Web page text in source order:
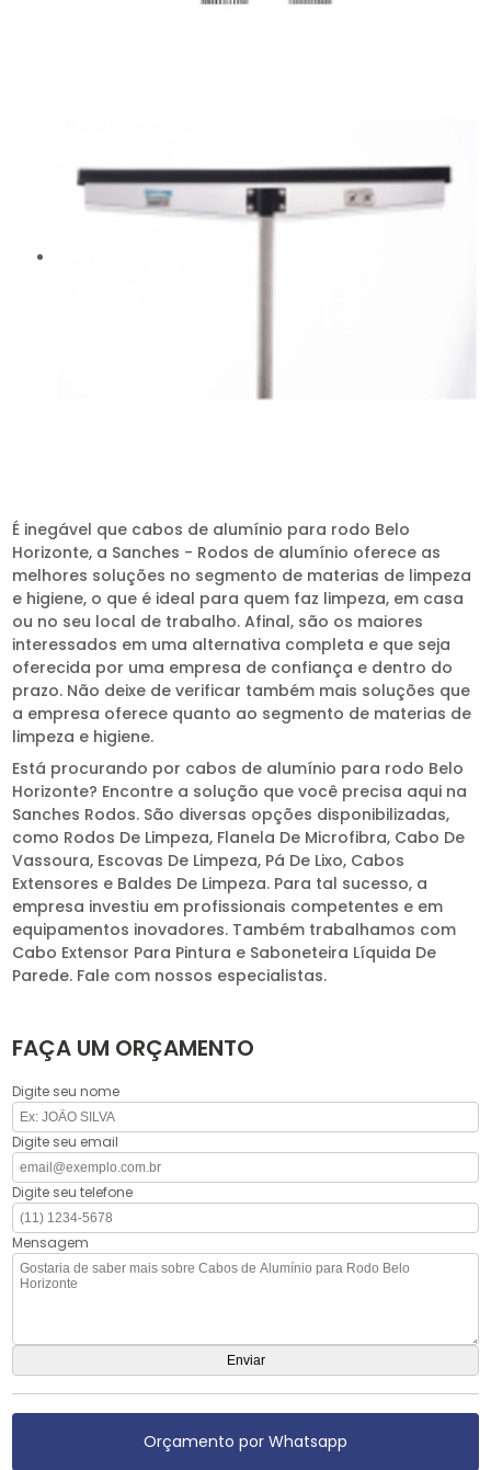
É inegável que cabos de alumínio para rodo Belo
Horizonte, a Sanches - Rodos de alumínio oferece as
melhores soluções no segmento de materias de limpeza
e higiene, o que é ideal para quem faz limpeza, em casa
ou no seu local de trabalho. Afinal, são os maiores
interessados em uma alternativa completa e que seja
oferecida por uma empresa de confiança e dentro do
prazo. Não deixe de verificar também mais soluções que
a empresa oferece quanto ao segmento de materias de
limpeza e higiene.
Está procurando por cabos de alumínio para rodo Belo
Horizonte? Encontre a solução que você precisa aqui na
Sanches Rodos. São diversas opções disponibilizadas,
como Rodos De Limpeza, Flanela De Microfibra, Cabo De
Vassoura, Escovas De Limpeza, Pá De Lixo, Cabos
Extensores e Baldes De Limpeza. Para tal sucesso, a
empresa investiu em profissionais competentes e em
equipamentos inovadores. Também trabalhamos com
Cabo Extensor Para Pintura e Saboneteira Líquida De
Parede. Fale com nossos especialistas.
FAÇA UM ORÇAMENTO
Digite seu nome
Digite seu email
Digite seu telefone
Mensagem
Orçamento por Whatsapp